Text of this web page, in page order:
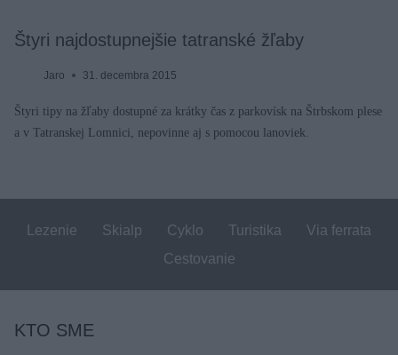
Štyri najdostupnejšie tatranské žľaby
Jaro 31. decembra 2015
Štyri tipy na žľaby dostupné za krátky čas z parkovísk na Štrbskom plese
a v Tatranskej Lomnici, nepovinne aj s pomocou lanoviek.
Lezenie Skialp Cyklo Turistika
Via ferrata
Cestovanie
KTO SME